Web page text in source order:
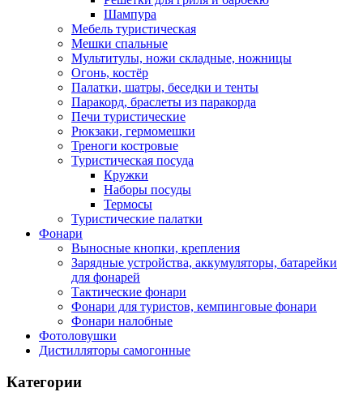
Шампура
Мебель туристическая
Мешки спальные
Мультитулы, ножи складные, ножницы
Огонь, костёр
Палатки, шатры, беседки и тенты
Паракорд, браслеты из паракорда
Печи туристические
Рюкзаки, гермомешки
Треноги костровые
Туристическая посуда
Кружки
Наборы посуды
Термосы
Туристические палатки
Фонари
Выносные кнопки, крепления
Зарядные устройства, аккумуляторы, батарейки
для фонарей
Тактические фонари
Фонари для туристов, кемпинговые фонари
Фонари налобные
Фотоловушки
Дистилляторы самогонные
Категории